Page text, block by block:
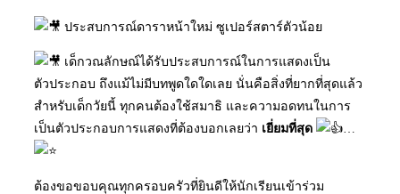
ประสบการณ์ดาราหน้าใหม่ ซูเปอร์สตาร์ตัวน้อย
เด็กวณลักษณ์ได้รับประสบการณ์ในการแสดงเป็น
ตัวประกอบ ถึงแม้ไม่มีบทพูดใดใดเลย นั่นคือสิ่งที่ยากที่สุดแล้ว
สำหรับเด็กวัยนี้ ทุกคนต้องใช้สมาธิ และความอดทนในการ
เป็นตัวประกอบการแสดงที่ต้องบอกเลยว่า เยี่ยมที่สุด …
ต้องขอขอบคุณทุกครอบครัวที่ยินดีให้นักเรียนเข้าร่วม